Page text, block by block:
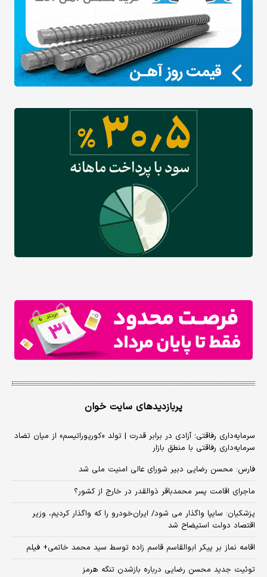
پربازدیدهای سایت خوان
سرمایه‌داری رفاقتی؛ آزادی در برابر قدرت | تولد «کورپوراتیسم» از میان تضاد
سرمایه‌داری رفاقتی با منطق بازار
فارس: محسن رضایی دبیر شورای عالی امنیت ملی شد
ماجرای اقامت پسر محمدباقر ذوالقدر در خارج از کشور؟
پزشکیان: سایپا واگذار می شود/ ایران‌خودرو را که واگذار کردیم، وزیر
اقتصاد دولت استیضاح شد
اقامه نماز بر پیکر ابوالقاسم قاسم زاده توسط سید محمد خاتمی+ فیلم
توئیت جدید محسن رضایی درباره بازشدن تنگه هرمز